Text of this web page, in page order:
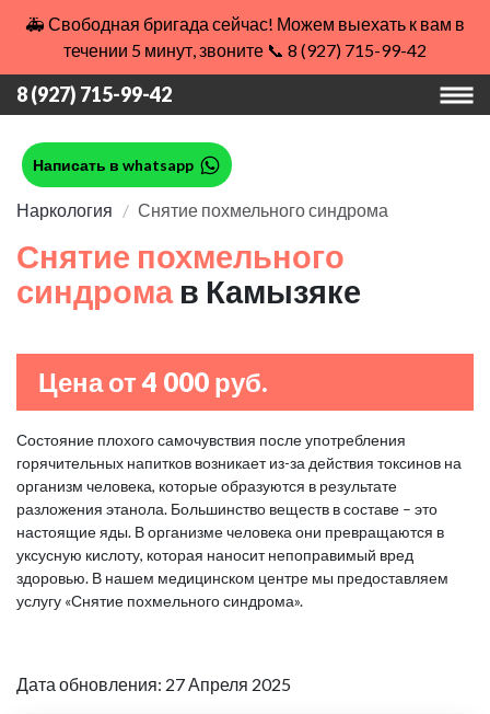
🚑 Свободная бригада сейчас! Можем выехать к вам в
течении 5 минут, звоните 📞 8 (927) 715-99-42
8 (927) 715-99-42
Написать в whatsapp
Наркология Снятие похмельного синдрома
Снятие похмельного
синдрома в Камызяке
Цена от 4 000 руб.
Состояние плохого самочувствия после употребления
горячительных напитков возникает из-за действия токсинов на
организм человека, которые образуются в результате
разложения этанола. Большинство веществ в составе – это
настоящие яды. В организме человека они превращаются в
уксусную кислоту, которая наносит непоправимый вред
здоровью. В нашем медицинском центре мы предоставляем
услугу «Снятие похмельного синдрома».
Дата обновления: 27 Апреля 2025